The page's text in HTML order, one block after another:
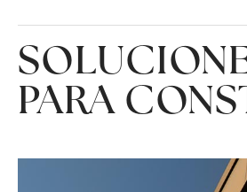
PARA